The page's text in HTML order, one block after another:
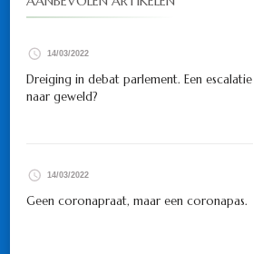
14/03/2022
Dreiging in debat parlement. Een escalatie
naar geweld?
14/03/2022
Geen coronapraat, maar een coronapas.